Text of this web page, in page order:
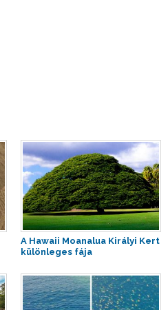
A Hawaii Moanalua Királyi Kert
különleges fája